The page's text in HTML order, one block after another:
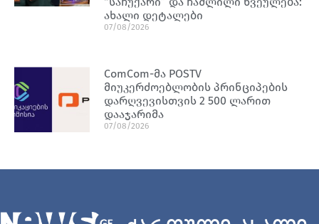
ახალი დეტალები
07/08/2026
ComCom-მა POSTV
მიუკერძოებლობის პრინციპების
დარღვევისთვის 2 500 ლარით
დააჯარიმა
07/08/2026